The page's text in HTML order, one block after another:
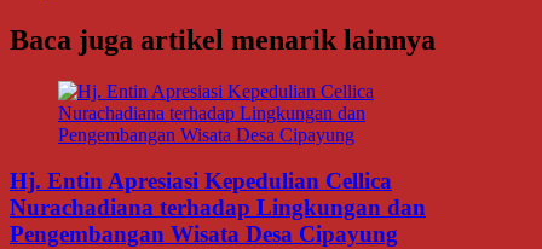
Baca juga artikel menarik lainnya
Hj. Entin Apresiasi Kepedulian Cellica
Nurachadiana terhadap Lingkungan dan
Pengembangan Wisata Desa Cipayung